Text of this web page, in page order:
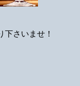
下さいませ！